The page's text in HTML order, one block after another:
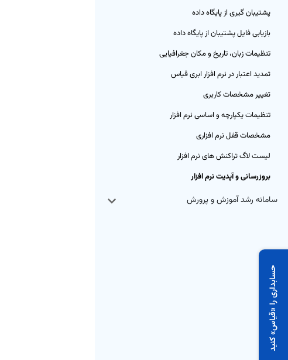
روز رایگان و بدون محدودیت، همه
قیاس را رایگان تجربه کن.
پشتیبان گیری از پایگاه داده
بازیابی فایل پشتیبان از پایگاه داده
تنظیمات زبان، تاریخ و مکان جغرافیایی
تمدید اعتبار در نرم افزار ابری قیاس
تغییر مشخصات کاربری
تنظیمات یکپارچه و اساسی نرم افزار
مشخصات قفل نرم افزاری
لیست لاگ تراکنش های نرم افزار
بروزرسانی و آپدیت نرم افزار
سامانه رشد آموزش و پرورش